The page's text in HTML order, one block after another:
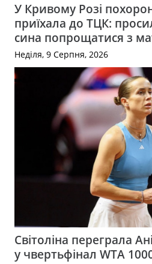
У Кривому Розі
приїхала до ТЦК:
сина попрощатися з
Неділя, 9 Серпня, 2026
Світоліна переграла
у чвертьфінал WTA